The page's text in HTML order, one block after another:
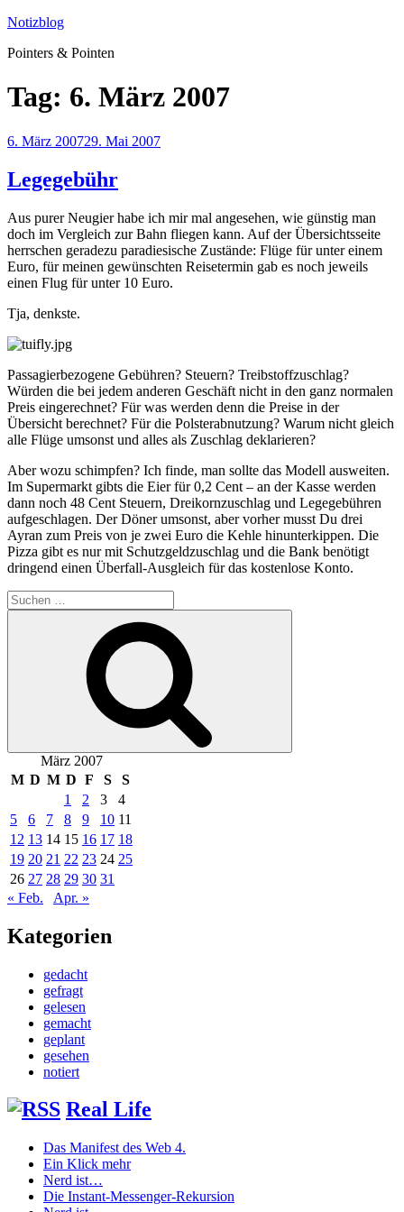
Zum
springen
Notizblog
Pointers & Pointen
Tag: 6. März 2007
Veröffentlicht
6. März 200729. Mai 2007
Legegebühr
Aus purer Neugier habe ich mir mal angesehen, wie günstig man
doch im Vergleich zur Bahn fliegen kann. Auf der Übersichtsseite
herrschen geradezu paradiesische Zustände: Flüge für unter einem
Euro, für meinen gewünschten Reisetermin gab es noch jeweils
einen Flug für unter 10 Euro.
Tja, denkste.
Passagierbezogene Gebühren? Steuern? Treibstoffzuschlag?
Würden die bei jedem anderen Geschäft nicht in den ganz normalen
Preis eingerechnet? Für was werden denn die Preise in der
Übersicht berechnet? Für die Polsterabnutzung? Warum nicht gleich
alle Flüge umsonst und alles als Zuschlag deklarieren?
Aber wozu schimpfen? Ich finde, man sollte das Modell ausweiten.
Im Supermarkt gibts die Eier für 0,2 Cent – an der Kasse werden
dann noch 48 Cent Steuern, Dreikornzuschlag und Legegebühren
aufgeschlagen. Der Döner umsonst, aber vorher musst Du drei
Ayran zum Preis von je zwei Euro die Kehle hinunterkippen. Die
Pizza gibt es nur mit Schutzgeldzuschlag und die Bank benötigt
dringend einen Überfall-Ausgleich für das kostenlose Konto.
Suchen
nach:
März 2007
M D M D F S
S
1
2 3
4
5
6 7 8 9 10 11
12 13 14 15 16 17 18
19 20 21 22 23 24 25
26 27 28 29 30 31
« Feb.
Apr. »
Kategorien
gedacht
gefragt
gelesen
gemacht
geplant
gesehen
notiert
Real Life
Das Manifest des Web 4.
Ein Klick mehr
Nerd ist…
Die Instant-Messenger-Rekursion